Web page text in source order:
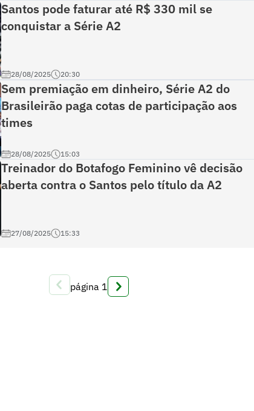
Santos pode faturar até R$ 330 mil se
conquistar a Série A2
28/08/2025 20:30
Sem premiação em dinheiro, Série A2 do
Brasileirão paga cotas de participação aos
times
28/08/2025 15:03
Treinador do Botafogo Feminino vê decisão
aberta contra o Santos pelo título da A2
27/08/2025 15:33
página 1